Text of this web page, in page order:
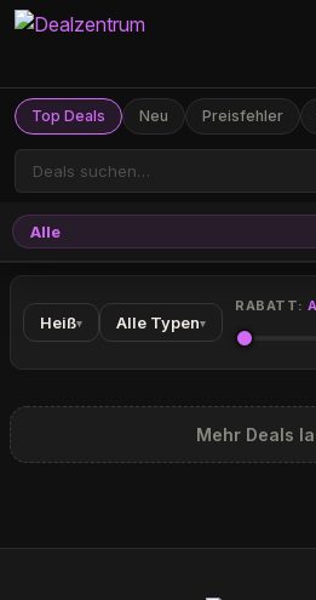
Top Deals Neu Preisfehler
Alle
Heiß▾ Alle Typen▾
RABATT:
Mehr Deals